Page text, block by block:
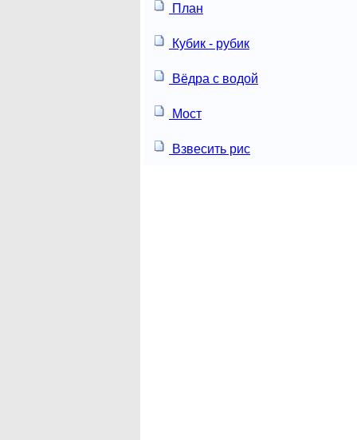
План
Кубик - рубик
Вёдра с водой
Мост
Взвесить рис